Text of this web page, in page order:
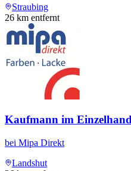
Straubing
26 km entfernt
Kaufmann im
bei Mipa Direkt
Landshut